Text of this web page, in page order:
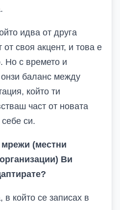
идва от друга
от своя акцент, и това е
Но с времето и
онзи баланс между
който ти
част от новата
си.
мрежи (местни
Ви
в който се записах в